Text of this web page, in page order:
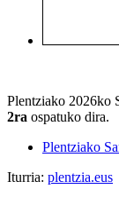
Plentziako 2026ko
2ra ospatuko dira.
Plentziako
Iturria: plentzia.eus